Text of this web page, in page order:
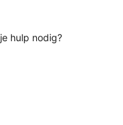
hulp nodig?